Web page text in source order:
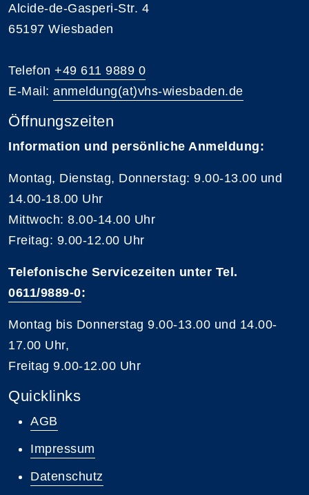
Alcide-de-Gasperi-Str. 4
65197 Wiesbaden
Telefon +49 611 9889 0
E-Mail: anmeldung(at)vhs-wiesbaden.de
Öffnungszeiten
Information und persönliche Anmeldung:
Montag, Dienstag, Donnerstag: 9.00-13.00 und
14.00-18.00 Uhr
Mittwoch: 8.00-14.00 Uhr
Freitag: 9.00-12.00 Uhr
Telefonische Servicezeiten unter Tel.
0611/9889-0:
Montag bis Donnerstag 9.00-13.00 und 14.00-
17.00 Uhr,
Freitag 9.00-12.00 Uhr
Quicklinks
AGB
Impressum
Datenschutz